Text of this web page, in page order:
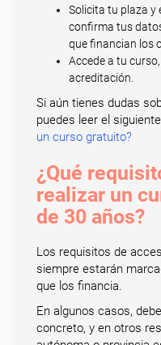
Solicita tu plaza y
confirma tus
que financian los
Accede a tu
acreditación.
Si aún tienes dudas
puedes leer el siguiente
un curso gratuito?
¿Qué
realizar un
de 30 años?
Los requisitos de
siempre estarán
que los financia.
En algunos casos,
concreto, y en otros